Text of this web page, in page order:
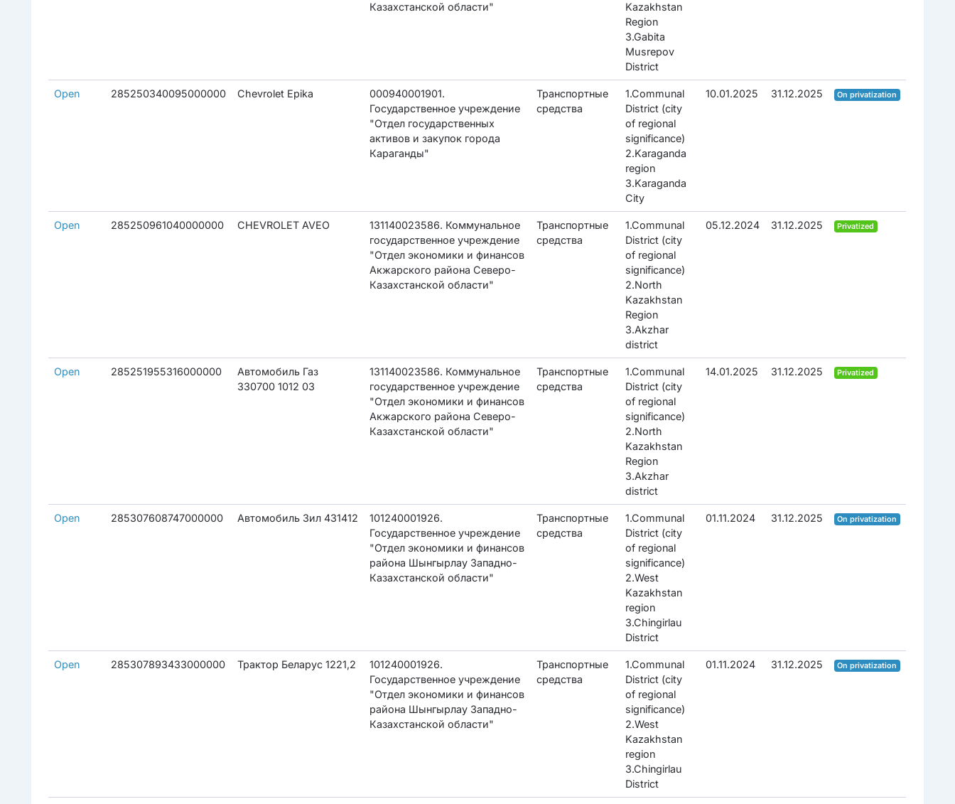
Казахстанской области"
Kazakhstan
Region
3.Gabita
Musrepov
District
Open 285250340095000000 Chevrolet Epika
000940001901.
Государственное учреждение
"Отдел государственных
активов и закупок города
Караганды"
Транспортные
средства
1.Communal
District (city
of regional
significance)
2.Karaganda
region
3.Karaganda
City
10.01.2025 31.12.2025 On privatization
Open 285250961040000000 CHEVROLET AVEO
131140023586. Коммунальное
государственное учреждение
"Отдел экономики и финансов
Акжарского района Северо-
Казахстанской области"
Транспортные
средства
1.Communal
District (city
of regional
significance)
2.North
Kazakhstan
Region
3.Akzhar
district
05.12.2024 31.12.2025 Privatized
Open 285251955316000000
Автомобиль Газ
330700 1012 03
131140023586. Коммунальное
государственное учреждение
"Отдел экономики и финансов
Акжарского района Северо-
Казахстанской области"
Транспортные
средства
1.Communal
District (city
of regional
significance)
2.North
Kazakhstan
Region
3.Akzhar
district
14.01.2025 31.12.2025 Privatized
Open 285307608747000000 Автомобиль Зил 431412
101240001926.
Государственное учреждение
"Отдел экономики и финансов
района Шынгырлау Западно-
Казахстанской области"
Транспортные
средства
1.Communal
District (city
of regional
significance)
2.West
Kazakhstan
region
3.Chingirlau
District
01.11.2024 31.12.2025 On privatization
Open 285307893433000000 Трактор Беларус 1221,2
101240001926.
Государственное учреждение
"Отдел экономики и финансов
района Шынгырлау Западно-
Казахстанской области"
Транспортные
средства
1.Communal
District (city
of regional
significance)
2.West
Kazakhstan
region
3.Chingirlau
District
01.11.2024 31.12.2025 On privatization